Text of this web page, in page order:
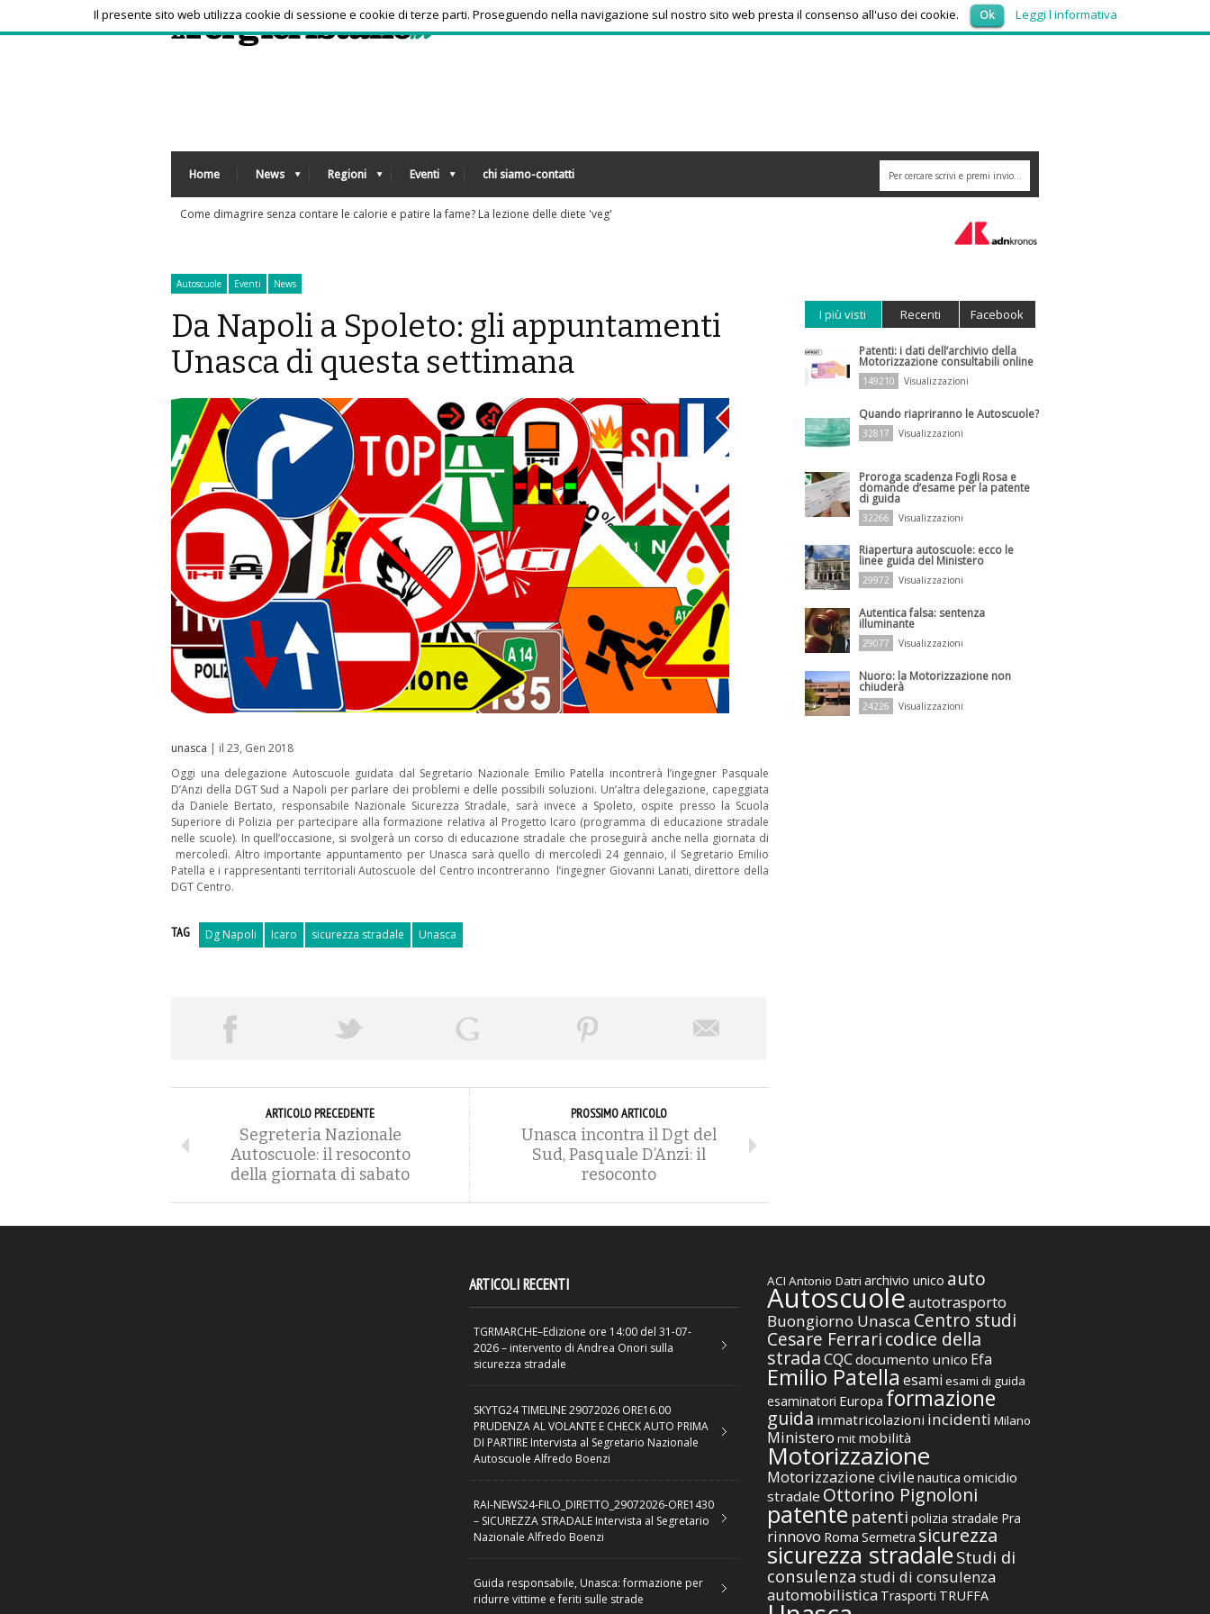
sabato 8, Agosto 2026
Home News Regioni Eventi chi siamo-contatti
contare le calorie e patire la fame? La lezione delle diete 'veg'
Autoscuole Eventi News
Da Napoli a Spoleto: gli appuntamenti
Unasca di questa settimana
unasca | il 23, Gen 2018
Oggi una delegazione Autoscuole guidata dal Segretario Nazionale Emilio Patella incontrerà l’ingegner Pasquale
D’Anzi della DGT Sud a Napoli per parlare dei problemi e delle possibili soluzioni. Un’altra delegazione, capeggiata
da Daniele Bertato, responsabile Nazionale Sicurezza Stradale, sarà invece a Spoleto, ospite presso la Scuola
Superiore di Polizia per partecipare alla formazione relativa al Progetto Icaro (programma di educazione stradale
nelle scuole). In quell’occasione, si svolgerà un corso di educazione stradale che proseguirà anche nella giornata di
mercoledì. Altro importante appuntamento per Unasca sarà quello di mercoledì 24 gennaio, il Segretario Emilio
Patella e i rappresentanti territoriali Autoscuole del Centro incontreranno l’ingegner Giovanni Lanati, direttore della
DGT Centro.
TAG Dg Napoli Icaro sicurezza stradale Unasca
ARTICOLO PRECEDENTE
Segreteria Nazionale
Autoscuole: il resoconto
della giornata di sabato
PROSSIMO ARTICOLO
Unasca incontra il Dgt del
Sud, Pasquale D’Anzi: il
resoconto
I più visti Recenti Facebook
Patenti: i dati dell’archivio della
Motorizzazione consultabili online
149210 Visualizzazioni
Quando riapriranno le Autoscuole?
32817 Visualizzazioni
Proroga scadenza Fogli Rosa e
domande d’esame per la patente
di guida
32266 Visualizzazioni
Riapertura autoscuole: ecco le
linee guida del Ministero
29972 Visualizzazioni
Autentica falsa: sentenza
illuminante
29077 Visualizzazioni
Nuoro: la Motorizzazione non
chiuderà
24226 Visualizzazioni
ARTICOLI RECENTI
TGRMARCHE–Edizione ore 14:00 del 31-07-
2026 – intervento di Andrea Onori sulla
sicurezza stradale
SKYTG24 TIMELINE 29072026 ORE16.00
PRUDENZA AL VOLANTE E CHECK AUTO PRIMA
DI PARTIRE Intervista al Segretario Nazionale
Autoscuole Alfredo Boenzi
RAI-NEWS24-FILO_DIRETTO_29072026-ORE1430
– SICUREZZA STRADALE Intervista al Segretario
Nazionale Alfredo Boenzi
Guida responsabile, Unasca: formazione per
ridurre vittime e feriti sulle strade
ACI Antonio Datri archivio unico auto
Autoscuoleautotrasporto
Buongiorno Unasca Centro studi
Cesare Ferraricodice della
stradaCQCdocumento unico Efa
Emilio Patella esami esami di guida
esaminatori Europa formazione
guida immatricolazioni incidenti Milano
Ministero mit mobilità
Motorizzazione
Motorizzazione civile nautica omicidio
stradale Ottorino Pignoloni
patente patenti polizia stradale Pra
rinnovo Roma Sermetra sicurezza
sicurezza stradaleStudi di
consulenza studi di consulenza
automobilistica Trasporti TRUFFA
Il presente sito web utilizza cookie di sessione e cookie di terze parti. Proseguendo nella navigazione sul nostro sito web presta il consenso all'uso dei cookie. Ok Leggi l informativa